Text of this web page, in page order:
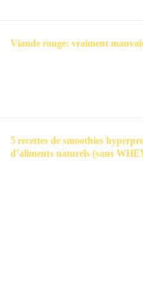
Viande rouge: vraiment
5 recettes de smoothies
d’aliments naturels (sans